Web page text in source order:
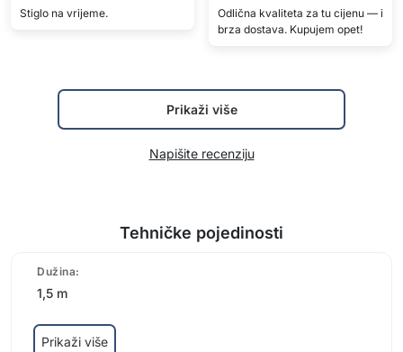
Stiglo na vrijeme.
Odlična kvaliteta za tu cijenu — i
brza dostava. Kupujem opet!
Prikaži više
Napišite recenziju
Tehničke pojedinosti
Dužina:
1,5 m
Prikaži više